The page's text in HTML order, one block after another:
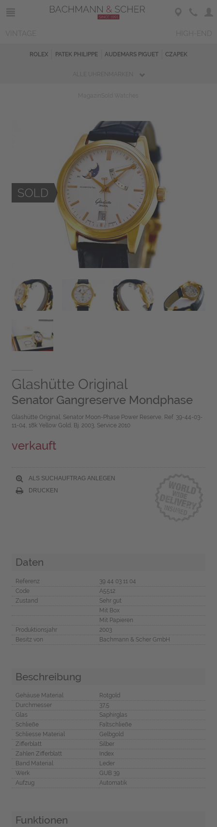
ROLEX PATEK PHILIPPE AUDEMARS PIGUET CZAPEK
Glashütte Original
Senator Gangreserve Mondphase
Glashütte Original, Senator Moon-Phase Power Reserve, Ref. 39-44-03-
11-04, 18k Yellow Gold, Bj. 2003, Service 2010
verkauft
ALS SUCHAUFTRAG ANLEGEN
DRUCKEN
Daten
Referenz
39 44 03 11 04
Code
A5512
Zustand
Sehr gut
Mit Box
Mit Papieren
Produktionsjahr
2003
Besitz von
Bachmann & Scher GmbH
Beschreibung
Gehäuse Material
Rotgold
Durchmesser
37,5
Glas
Saphirglas
Schließe
Faltschließe
Schliesse Material
Gelbgold
Zifferblatt
Silber
Zahlen Zifferblatt
Index
Band Material
Leder
Werk
GUB 39
Aufzug
Automatik
Funktionen